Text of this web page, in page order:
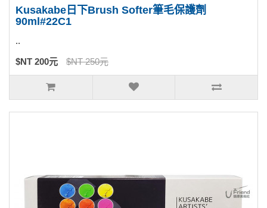
Kusakabe日下Brush Softer筆毛保護劑
90ml#22C1
..
$NT 200元 $NT 250元